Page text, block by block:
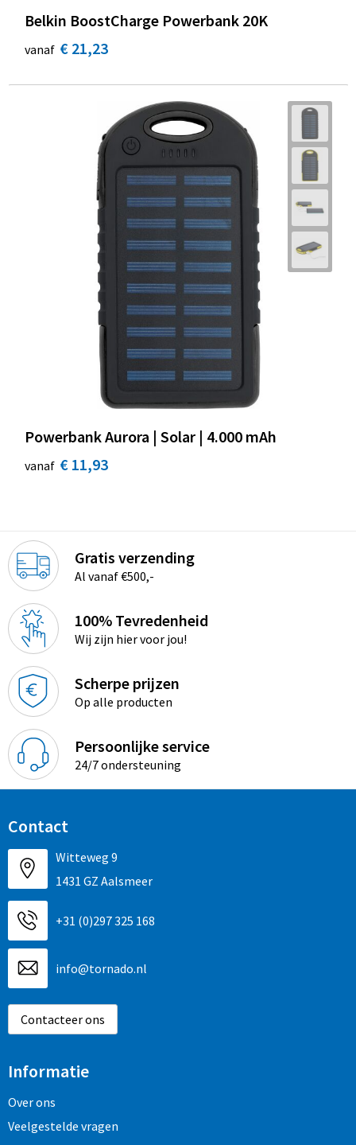
Belkin BoostCharge Powerbank 20K
vanaf € 21,23
Powerbank Aurora | Solar | 4.000 mAh
vanaf € 11,93
Gratis verzending
Al vanaf €500,-
100% Tevredenheid
Wij zijn hier voor jou!
Scherpe prijzen
Op alle producten
Persoonlijke service
24/7 ondersteuning
Contact
Witteweg 9
1431 GZ Aalsmeer
+31 (0)297 325 168
info@tornado.nl
Contacteer ons
Informatie
Over ons
Veelgestelde vragen